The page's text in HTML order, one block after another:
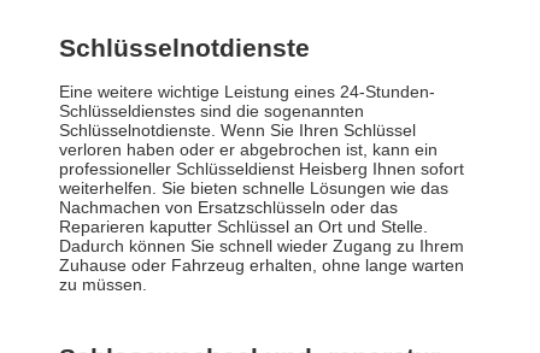
Schlüsselnotdienste
Eine weitere wichtige Leistung eines 24-Stunden-
Schlüsseldienstes sind die sogenannten
Schlüsselnotdienste. Wenn Sie Ihren Schlüssel
verloren haben oder er abgebrochen ist, kann ein
professioneller Schlüsseldienst Heisberg Ihnen sofort
weiterhelfen. Sie bieten schnelle Lösungen wie das
Nachmachen von Ersatzschlüsseln oder das
Reparieren kaputter Schlüssel an Ort und Stelle.
Dadurch können Sie schnell wieder Zugang zu Ihrem
Zuhause oder Fahrzeug erhalten, ohne lange warten
zu müssen.